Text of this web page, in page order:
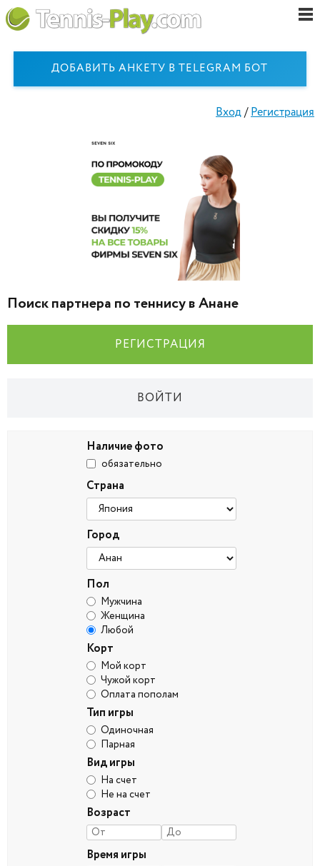
ДОБАВИТЬ АНКЕТУ В TELEGRAM БОТ
Вход/Регистрация
Поиск партнера по теннису в Анане
РЕГИСТРАЦИЯ
ВОЙТИ
Наличие фото
обязательно
Страна
Город
Пол
Мужчина
Женщина
Любой
Корт
Мой корт
Чужой корт
Оплата пополам
Тип игры
Одиночная
Парная
Вид игры
На счет
Не на счет
Возраст
Время игры